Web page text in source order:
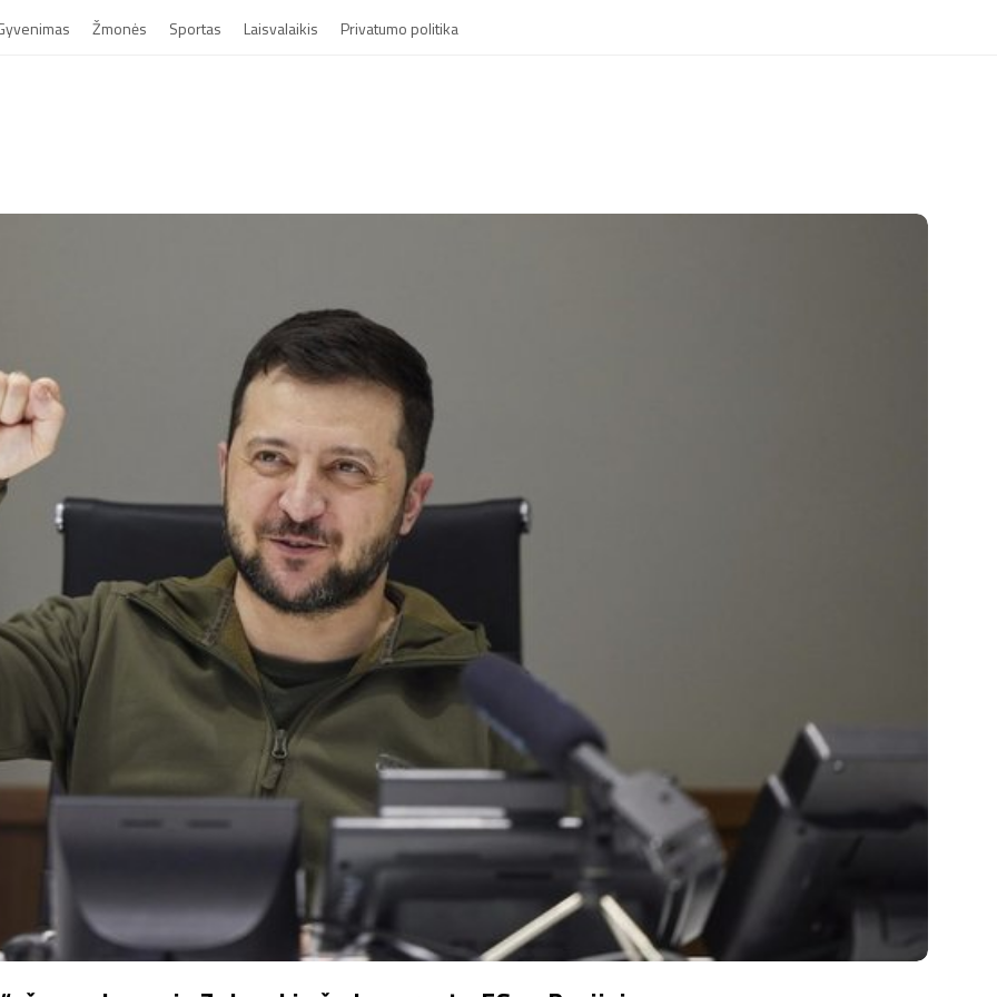
Žmonės Sportas Laisvalaikis Privatumo politika